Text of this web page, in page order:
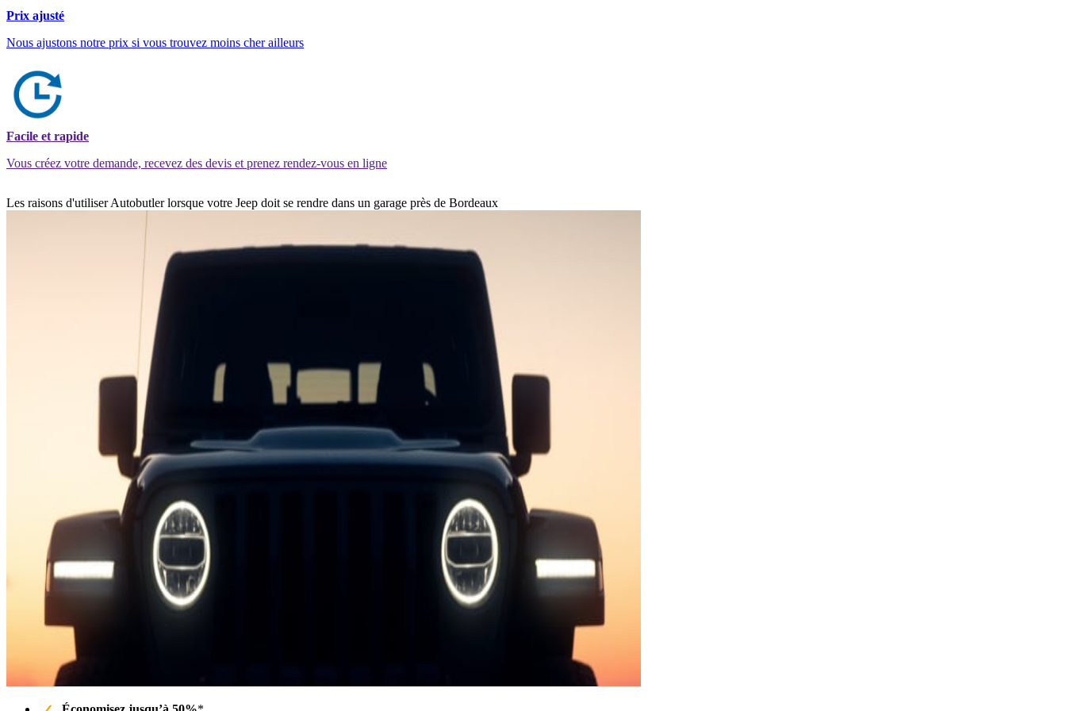
Prix ajusté
Nous ajustons notre prix si vous trouvez moins cher ailleurs
Facile et rapide
Vous créez votre demande, recevez des devis et prenez rendez-vous en ligne
Les raisons d'utiliser Autobutler lorsque votre Jeep doit se rendre dans un garage près de Bordeaux